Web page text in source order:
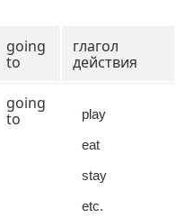
going
to
глагол
действия
going
to
play
eat
stay
etc.